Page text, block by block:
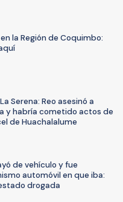
la Región de Coquimbo:
Serena: Reo asesinó a
y habría cometido actos de
de Huachalalume
de vehículo y fue
automóvil en que iba:
drogada